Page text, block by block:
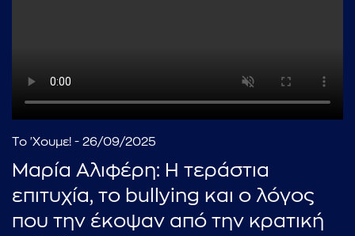
Το 'Χουμε! - 26/09/2025
Μαρία Αλιφέρη: Η τεράστια
επιτυχία, το bullying και ο λόγος
που την έκοψαν από την κρατική